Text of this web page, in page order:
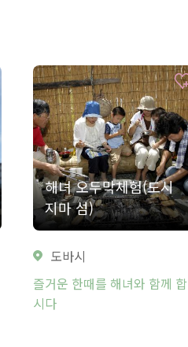
해녀 오두막체험(도시
지마 섬)
도바시
즐거운 한때를 해녀와 함께 합
시다